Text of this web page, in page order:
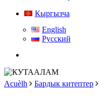
Кыргызча
English
Русский
Acuèlh Бардык китептер